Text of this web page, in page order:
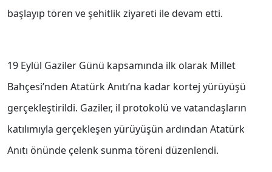
başlayıp tören ve şehitlik ziyareti ile devam etti.
19 Eylül Gaziler Günü kapsamında ilk olarak Millet
Bahçesi’nden Atatürk Anıtı’na kadar kortej yürüyüşü
gerçekleştirildi. Gaziler, il protokolü ve vatandaşların
katılımıyla gerçekleşen yürüyüşün ardından Atatürk
Anıtı önünde çelenk sunma töreni düzenlendi.